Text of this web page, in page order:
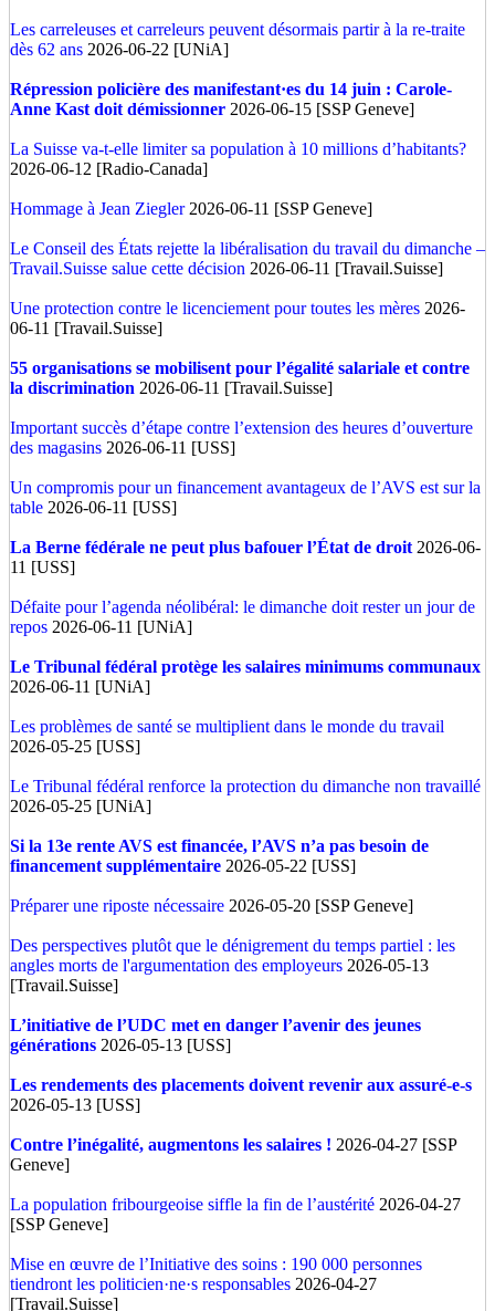
Les carreleuses et carreleurs peuvent désormais partir à la re-traite
dès 62 ans 2026-06-22 [UNiA]
Répression policière des manifestant·es du 14 juin : Carole-
Anne Kast doit démissionner 2026-06-15 [SSP Geneve]
La Suisse va-t-elle limiter sa population à 10 millions d’habitants?
2026-06-12 [Radio-Canada]
Hommage à Jean Ziegler2026-06-11 [SSP Geneve]
Le Conseil des États rejette la libéralisation du travail du dimanche –
Travail.Suisse salue cette décision 2026-06-11 [Travail.Suisse]
Une protection contre le licenciement pour toutes les mères 2026-
06-11 [Travail.Suisse]
55 organisations se mobilisent pour l’égalité salariale et contre
la discrimination 2026-06-11 [Travail.Suisse]
Important succès d’étape contre l’extension des heures d’ouverture
des magasins 2026-06-11 [USS]
Un compromis pour un financement avantageux de l’AVS est sur la
table 2026-06-11 [USS]
La Berne fédérale ne peut plus bafouer l’État de droit 2026-06-
11 [USS]
Défaite pour l’agenda néolibéral: le dimanche doit rester un jour de
repos 2026-06-11 [UNiA]
Le Tribunal fédéral protège les salaires minimums communaux
2026-06-11 [UNiA]
Les problèmes de santé se multiplient dans le monde du travail
2026-05-25 [USS]
Le Tribunal fédéral renforce la protection du dimanche non travaillé
2026-05-25 [UNiA]
Si la 13e rente AVS est financée, l’AVS n’a pas besoin de
financement supplémentaire 2026-05-22 [USS]
Préparer une riposte nécessaire 2026-05-20 [SSP Geneve]
Des perspectives plutôt que le dénigrement du temps partiel : les
angles morts de l'argumentation des employeurs 2026-05-13
[Travail.Suisse]
L’initiative de l’UDC met en danger l’avenir des jeunes
générations 2026-05-13 [USS]
Les rendements des placements doivent revenir aux assuré-e-s
2026-05-13 [USS]
Contre l’inégalité, augmentons les salaires ! 2026-04-27 [SSP
Geneve]
La population fribourgeoise siffle la fin de l’austérité 2026-04-27
[SSP Geneve]
Mise en œuvre de l’Initiative des soins : 190 000 personnes
tiendront les politicien·ne·s responsables 2026-04-27
[Travail.Suisse]